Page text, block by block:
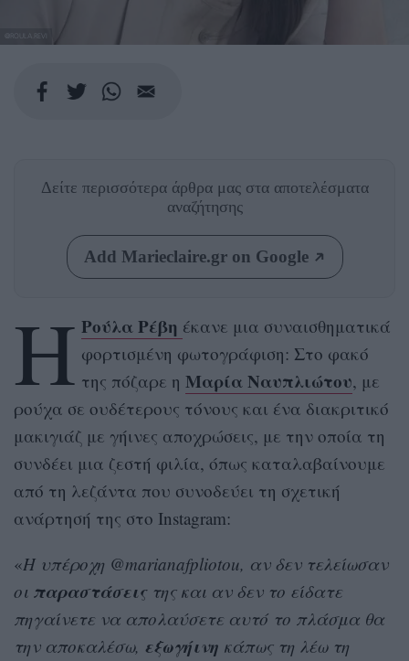
@ROULA.REVI
Δείτε περισσότερα άρθρα μας στα αποτελέσματα
αναζήτησης
Add Marieclaire.gr on Google
Η Ρούλα Ρέβη έκανε μια συναισθηματικά
φορτισμένη φωτογράφιση: Στο φακό
της πόζαρε η Μαρία Ναυπλιώτου, με
ρούχα σε ουδέτερους τόνους και ένα διακριτικό
μακιγιάζ με γήινες αποχρώσεις, με την οποία τη
συνδέει μια ζεστή φιλία, όπως καταλαβαίνουμε
από τη λεζάντα που συνοδεύει τη σχετική
ανάρτησή της στο Instagram:
«Η υπέροχη @marianafpliotou, αν δεν τελείωσαν
οι παραστάσειςτης και αν δεν το είδατε
πηγαίνετε να απολαύσετε αυτό το πλάσμα θα
την αποκαλέσω, εξωγήινη κάπως τη λέω τη